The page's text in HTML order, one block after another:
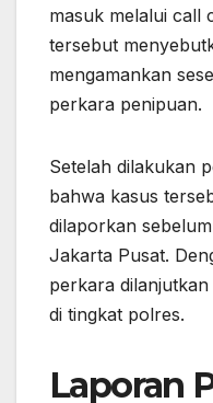
masuk melalui call
tersebut
mengamankan
perkara penipuan.
Setelah dilakukan
bahwa kasus
dilaporkan
Jakarta Pusat.
perkara
di tingkat polres.
Laporan